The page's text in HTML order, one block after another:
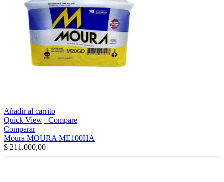
Añadir al carrito
Quick View
Compare
Comparar
Moura MOURA ME100HA
$ 211.000,00